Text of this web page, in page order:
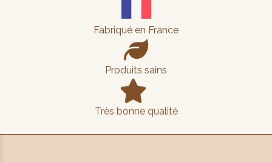
Fabriqué en France

Produits sains

Très bonne qualité